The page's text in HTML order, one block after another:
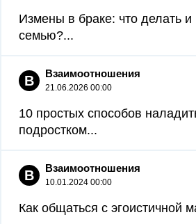
Измены в браке: что делать и
семью?...
В Взаимоотношения
21.06.2026 00:00
10 простых способов
подростком...
В Взаимоотношения
10.01.2024 00:00
Как общаться с эгоистичной